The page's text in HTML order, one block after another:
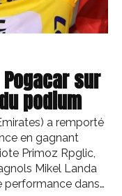
sur
podium
a remporté
en gagnant
Primoz Rpglic,
Mikel Landa
performance dans…